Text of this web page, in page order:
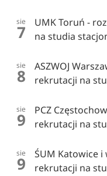
sie
7
UMK Toruń -
na studia
sie
8
ASZWOJ
rekrutacji na
sie
9
PCZ
rekrutacji na
sie
9
ŚUM Katowice i
rekrutacji na